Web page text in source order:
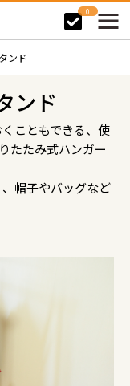
0
ンド
ンド
こともできる、使
たたみ式ハンガー
帽子やバッグなど